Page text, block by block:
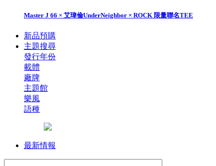
Master J 66 × 艾瑋倫UnderNeighbor × ROCK 限量聯名TEE
新品預購
主題搜尋
發行年份
載體
廠牌
主題館
樂風
語種
最新情報